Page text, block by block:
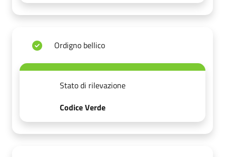
Ordigno bellico
Stato di rilevazione
Codice Verde